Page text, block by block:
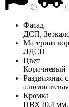
Фасад
ДСП,
Материал
ЛДСП
Цвет
Коричневый
Раздвижная
Кромка
ПВХ (0,4 мм,